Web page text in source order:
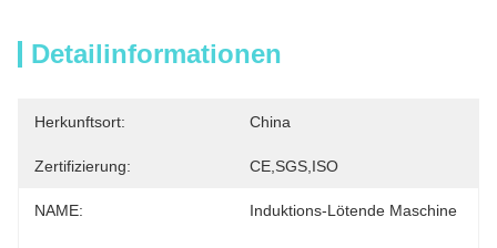
Detailinformationen
Herkunftsort: China
Zertifizierung: CE,SGS,ISO
NAME: Induktions-Lötende Maschine